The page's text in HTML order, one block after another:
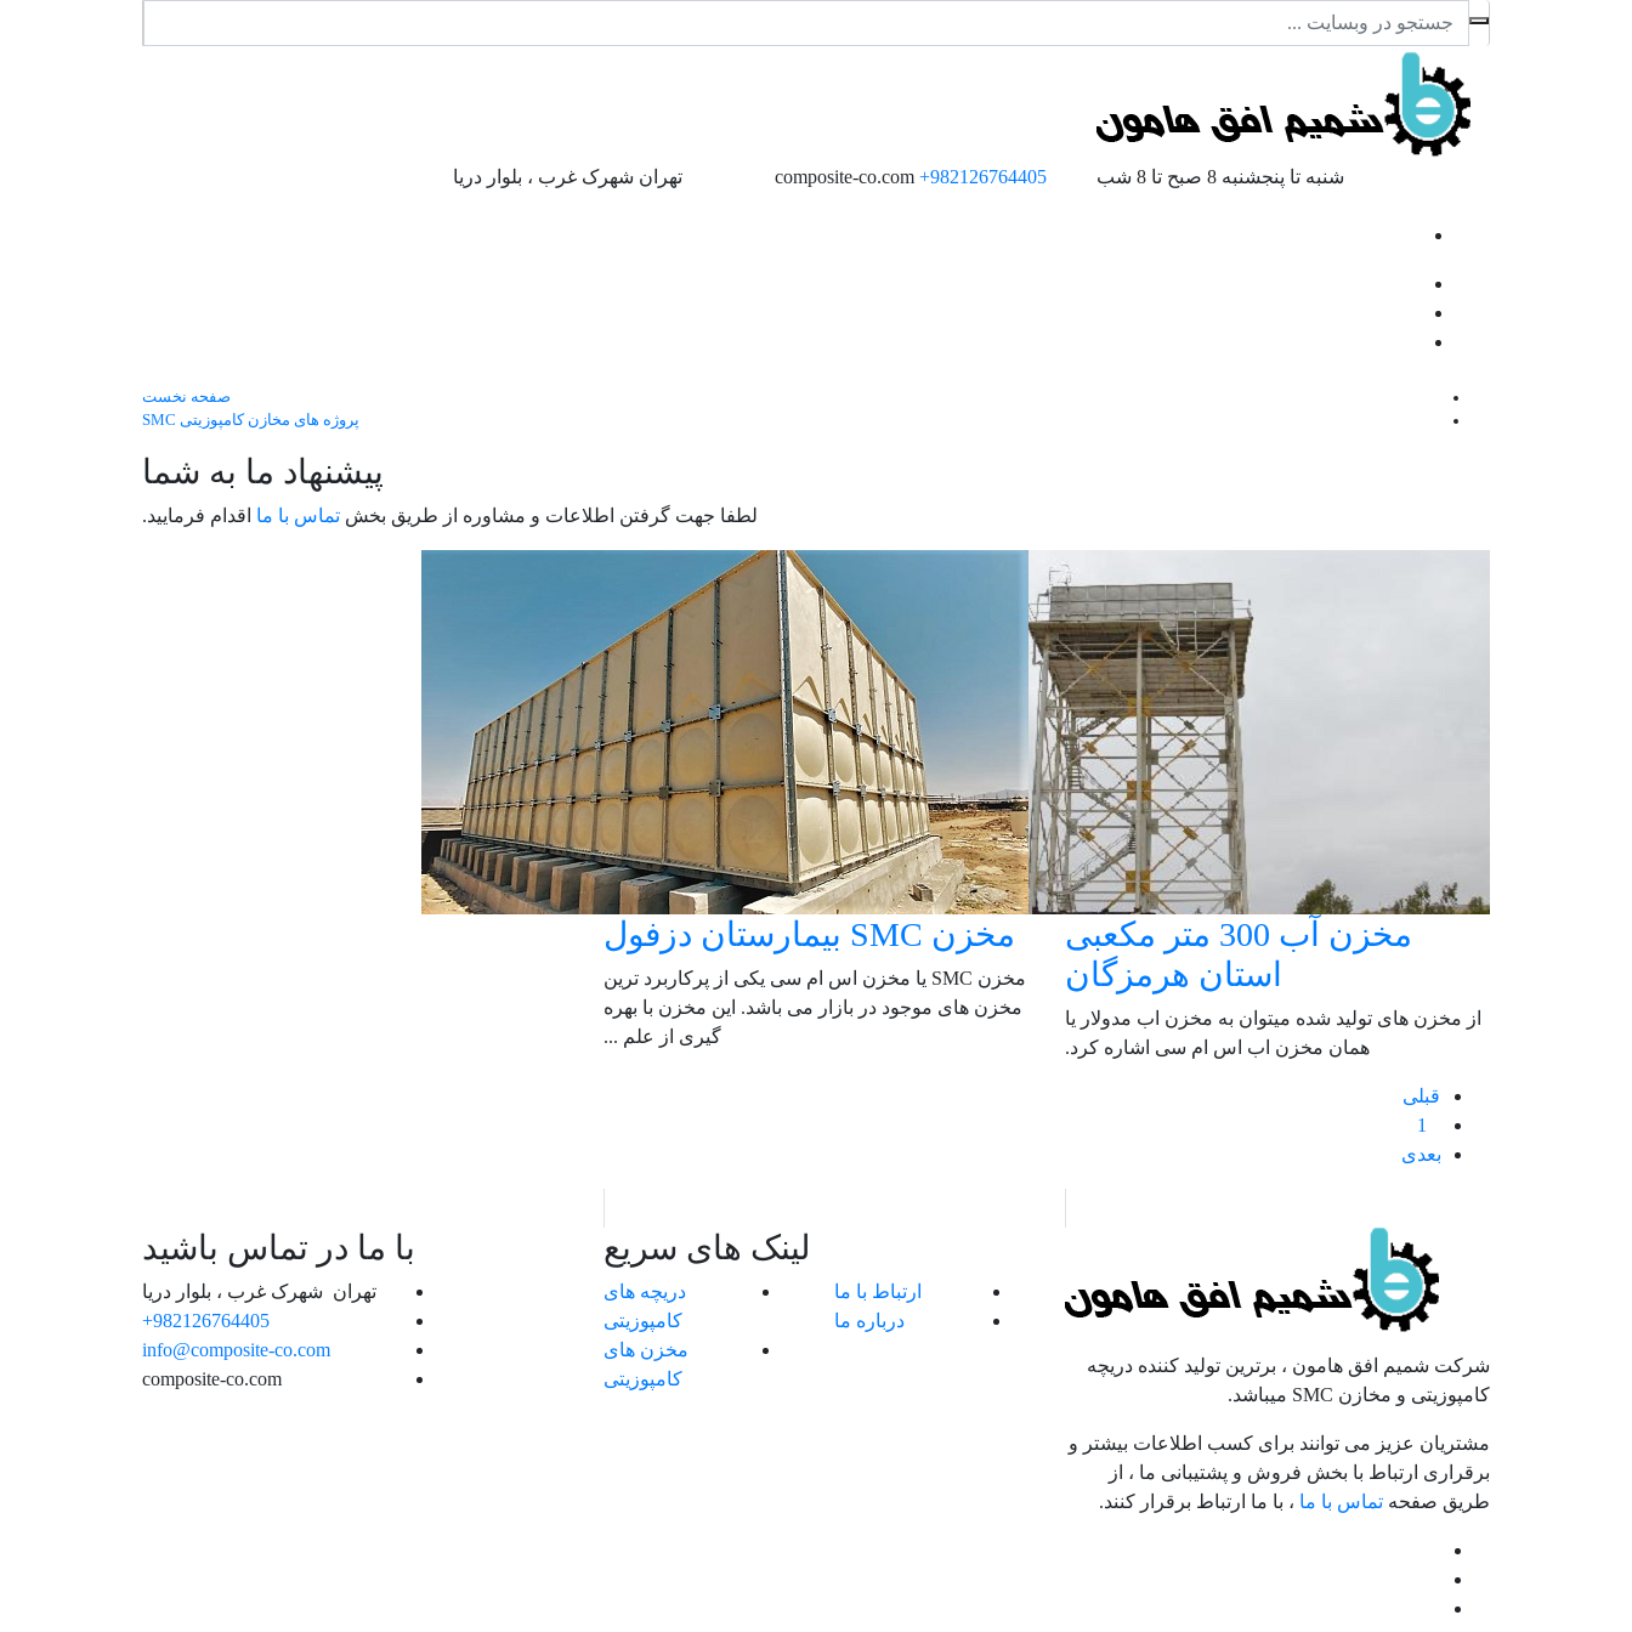
شنبه تا پنجشنبه 8 صبح تا 8 شب 982126764405+
composite-co.com تهران شهرک غرب ، بلوار دریا
صفحه نخست
پروژه های مخازن کامپوزیتی SMC
پیشنهاد ما به شما
لطفا جهت گرفتن اطلاعات و مشاوره از طریق بخش تماس با ما اقدام فرمایید.
مخزن آب 300 متر مکعبی
استان هرمزگان
از مخزن های تولید شده میتوان به مخزن اب مدولار یا
همان مخزن اب اس ام سی اشاره کرد.
مخزن SMC بیمارستان دزفول
مخزن SMC یا مخزن اس ام سی یکی از پرکاربرد ترین
مخزن های موجود در بازار می باشد. این مخزن با بهره
گیری از علم ...
قبلی
1
بعدی
شرکت شمیم افق هامون ، برترین تولید کننده دریچه
کامپوزیتی و مخازن SMC میباشد.
مشتریان عزیز می توانند برای کسب اطلاعات بیشتر و
برقراری ارتباط با بخش فروش و پشتیبانی ما ، از
طریق صفحه تماس با ما ، با ما ارتباط برقرار کنند.
لینک های سریع
ارتباط با ما
درباره ما
دریچه های
کامپوزیتی
مخزن های
کامپوزیتی
با ما در تماس باشید
تهران شهرک غرب ، بلوار دریا
982126764405+
info@composite-co.com
composite-co.com